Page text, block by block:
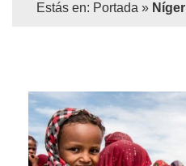
Estás en: Portada » Níger